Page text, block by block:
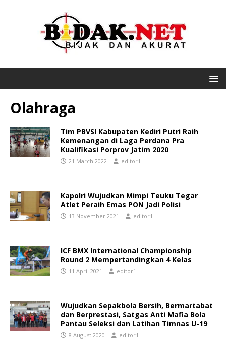
Olahraga
Tim PBVSI Kabupaten Kediri Putri Raih
Kemenangan di Laga Perdana Pra
Kualifikasi Porprov Jatim 2020
21 March 2022 editor1
Kapolri Wujudkan Mimpi Teuku Tegar
Atlet Peraih Emas PON Jadi Polisi
13 November 2021 editor1
ICF BMX International Championship
Round 2 Mempertandingkan 4 Kelas
11 April 2021 editor1
Wujudkan Sepakbola Bersih, Bermartabat
dan Berprestasi, Satgas Anti Mafia Bola
Pantau Seleksi dan Latihan Timnas U-19
8 August 2020 editor1